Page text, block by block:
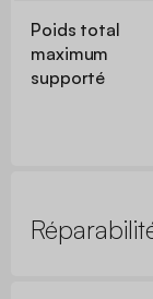
Poids total
maximum
supporté